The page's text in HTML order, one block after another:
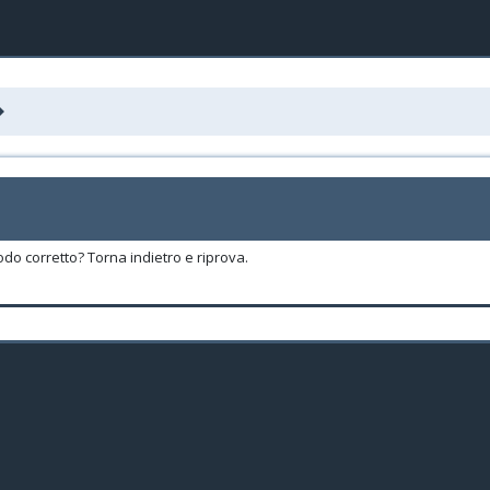
corretto? Torna indietro e riprova.